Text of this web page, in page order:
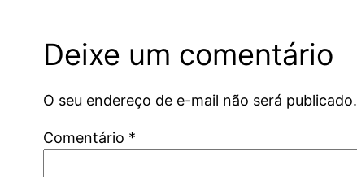
Deixe um comentário
O seu endereço de e-mail não será publicado.
Comentário *